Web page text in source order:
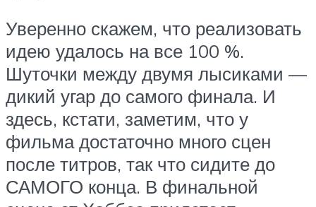
Уверенно скажем, что реализовать
идею удалось на все 100 %.
Шуточки между двумя лысиками —
дикий угар до самого финала. И
здесь, кстати, заметим, что у
фильма достаточно много сцен
после титров, так что сидите до
САМОГО конца. В финальной